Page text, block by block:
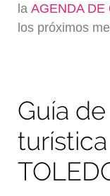
laAGENDA DE
los próximos
Guía